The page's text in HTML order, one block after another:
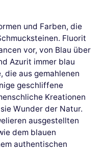
oder anpassen.
von
Ich stimme zu
und Farben, die
Fluorit
vor, von Blau über
Azurit immer blau
die aus gemahlenen
geschliffene
Kreationen
Wunder der Natur.
ausgestellten
dem blauen
authentischen